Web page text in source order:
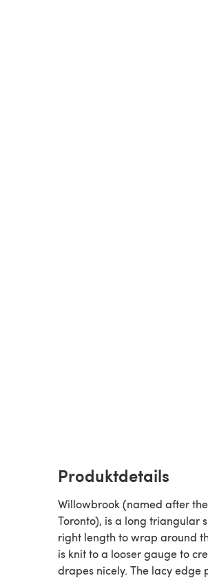
Produktdetails
Willowbrook (named after
Toronto), is a long triangular
right length to wrap around
is knit to a looser gauge to
drapes nicely. The lacy edge